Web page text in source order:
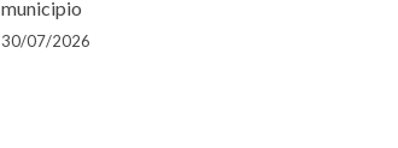
municipio
30/07/2026